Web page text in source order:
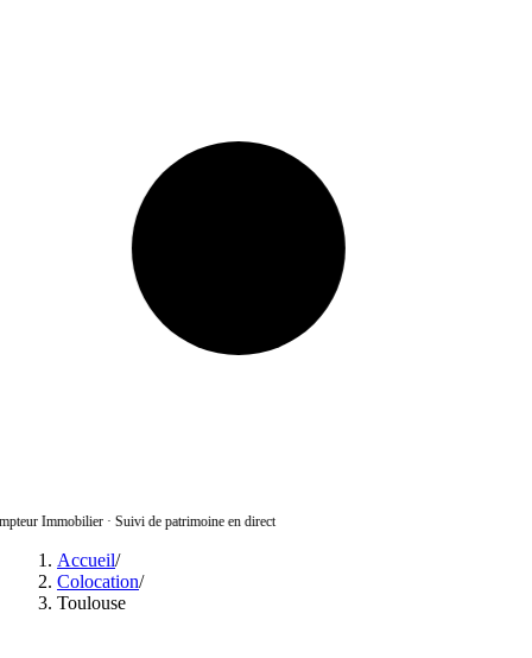
Immobilier·Suivi de patrimoine en direct
Accueil/
Colocation/
Toulouse